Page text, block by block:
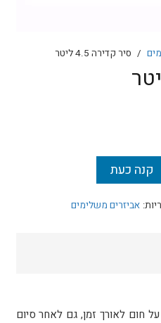
/ סיר קדירה 4.5 ליטר
קנה כעת
אביזרים משלימים
חום לאורך זמן, גם לאחר סיום